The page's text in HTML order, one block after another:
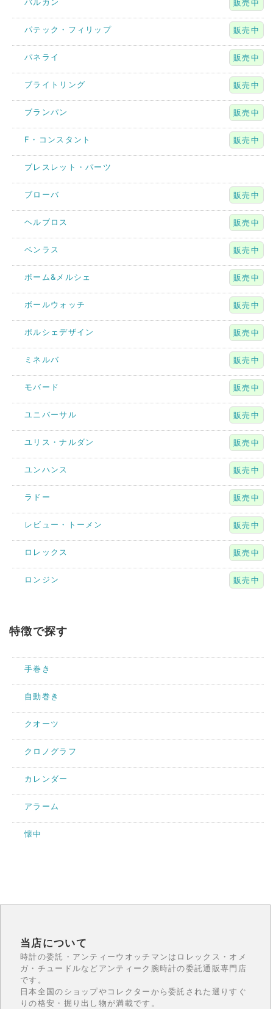
バルカン 販売中
パテック・フィリップ 販売中
パネライ 販売中
ブライトリング 販売中
ブランパン 販売中
F・コンスタント 販売中
ブレスレット・パーツ
ブローバ 販売中
ヘルブロス 販売中
ベンラス 販売中
ボーム&メルシェ 販売中
ボールウォッチ 販売中
ポルシェデザイン 販売中
ミネルバ 販売中
モバード 販売中
ユニバーサル 販売中
ユリス・ナルダン 販売中
ユンハンス 販売中
ラドー 販売中
レビュー・トーメン 販売中
ロレックス 販売中
ロンジン 販売中
特徴で探す
手巻き
自動巻き
クオーツ
クロノグラフ
カレンダー
アラーム
懐中
当店について
時計の委託・アンティーウオッチマンはロレックス・オメ
ガ・チュードルなどアンティーク腕時計の委託通販専門店
です。
日本全国のショップやコレクターから委託された選りすぐ
りの格安・掘り出し物が満載です。